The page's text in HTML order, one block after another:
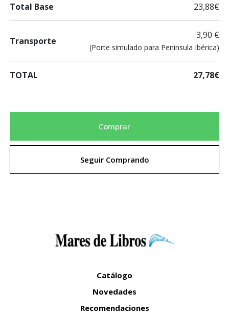
Total Base 23,88€
Transporte
3,90 €
(Porte simulado para Peninsula Ibérica)
TOTAL 27,78€
Comprar
Seguir Comprando
Catálogo
Novedades
Recomendaciones